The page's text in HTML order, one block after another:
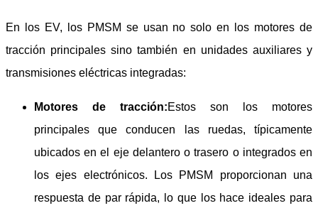
En los EV, los PMSM se usan no solo en los motores de
tracción principales sino también en unidades auxiliares y
transmisiones eléctricas integradas:
Motores de tracción:Estos son los motores
principales que conducen las ruedas, típicamente
ubicados en el eje delantero o trasero o integrados en
los ejes electrónicos. Los PMSM proporcionan una
respuesta de par rápida, lo que los hace ideales para